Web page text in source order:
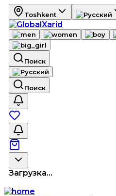
Toshkent
Поиск
Поиск
Загрузка...